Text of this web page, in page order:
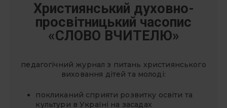
Християнський духовно-
просвітницький часопис
«СЛОВО ВЧИТЕЛЮ»
педагогічний журнал з питань християнського
виховання дітей та молоді:
покликаний сприяти розвитку освіти та
культури в Україні на засадах